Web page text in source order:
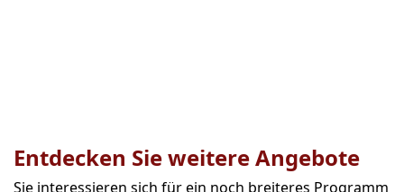
Entdecken Sie weitere Angebote
Sie interessieren sich für ein noch breiteres Programm